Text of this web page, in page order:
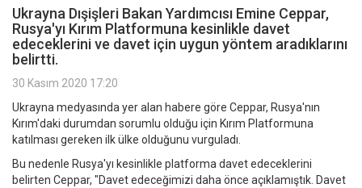
Ukrayna Dışişleri Bakan Yardımcısı Emine Ceppar,
Rusya'yı Kırım Platformuna kesinlikle davet
edeceklerini ve davet için uygun yöntem aradıklarını
belirtti.
30 Kasım 2020 17:20
Ukrayna medyasında yer alan habere göre Ceppar, Rusya'nın
Kırım'daki durumdan sorumlu olduğu için Kırım Platformuna
katılması gereken ilk ülke olduğunu vurguladı.
Bu nedenle Rusya'yı kesinlikle platforma davet edeceklerini
belirten Ceppar, "Davet edeceğimizi daha önce açıklamıştık. Davet